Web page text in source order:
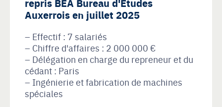
Auxerrois en juillet 2025
Effectif : 7 salariés
Chiffre d'affaires : 2 000 000 €
Délégation en charge du repreneur et du
cédant : Paris
Ingénierie et fabrication de machines
spéciales